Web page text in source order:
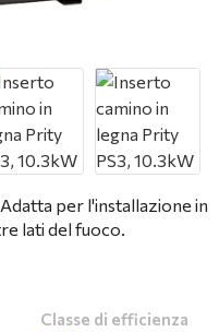
per l'installazione in
lati del fuoco.
Classe di efficienza